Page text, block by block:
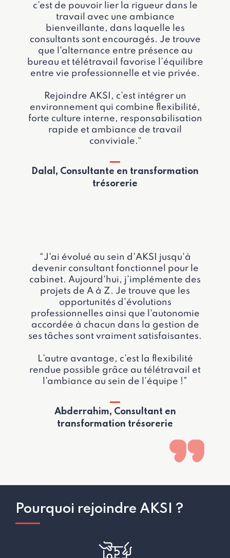
c’est de pouvoir lier la rigueur dans le
travail avec une ambiance
bienveillante, dans laquelle les
consultants sont encouragés. Je trouve
que l'alternance entre présence au
bureau et télétravail favorise l’équilibre
entre vie professionnelle et vie privée.
Rejoindre AKSI, c’est intégrer un
environnement qui combine flexibilité,
forte culture interne, responsabilisation
rapide et ambiance de travail
conviviale.``
Dalal, Consultante en transformation
trésorerie
“J'ai évolué au sein d'AKSI jusqu'à
devenir consultant fonctionnel pour le
cabinet. Aujourd'hui, j’implémente des
projets de A à Z. Je trouve que les
opportunités d’évolutions
professionnelles ainsi que l'autonomie
accordée à chacun dans la gestion de
ses tâches sont vraiment satisfaisantes.
L’autre avantage, c’est la flexibilité
rendue possible grâce au télétravail et
l’ambiance au sein de l’équipe !”
Abderrahim, Consultant en
transformation trésorerie
Pourquoi rejoindre AKSI ?